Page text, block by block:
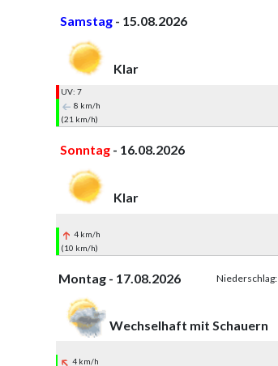
Samstag- 15.08.2026
Klar
UV: 7
8 km/h
(21 km/h)
Sonntag- 16.08.2026
Klar
4 km/h
(10 km/h)
Montag - 17.08.2026 Niederschlag:
Wechselhaft mit Schauern
4 km/h